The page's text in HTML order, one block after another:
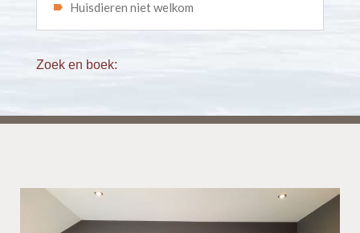
Huisdieren niet welkom
Zoek en boek: